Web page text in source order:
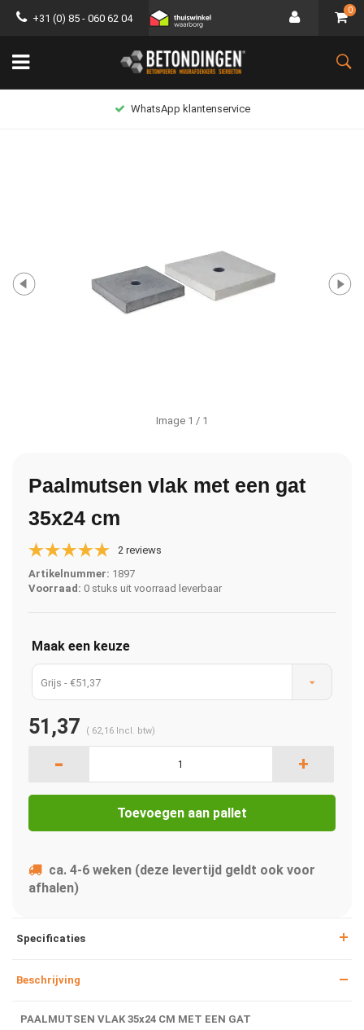
+31 (0) 85 - 060 62 04
0
WhatsApp klantenservice
Image 1 / 1
Paalmutsen vlak met een gat
35x24 cm
2 reviews
Artikelnummer: 1897
Voorraad: 0 stuks uit voorraad leverbaar
Maak een keuze
Grijs - €51,37
51,37 ( 62,16 Incl. btw)
- +
Toevoegen aan pallet
ca. 4-6 weken (deze levertijd geldt ook voor
afhalen)
Specificaties
Beschrijving
PAALMUTSEN VLAK 35x24 CM MET EEN GAT